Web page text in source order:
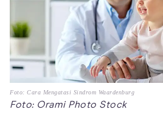
Foto: Cara Mengatasi Sindrom Waardenburg
Foto: Orami Photo Stock